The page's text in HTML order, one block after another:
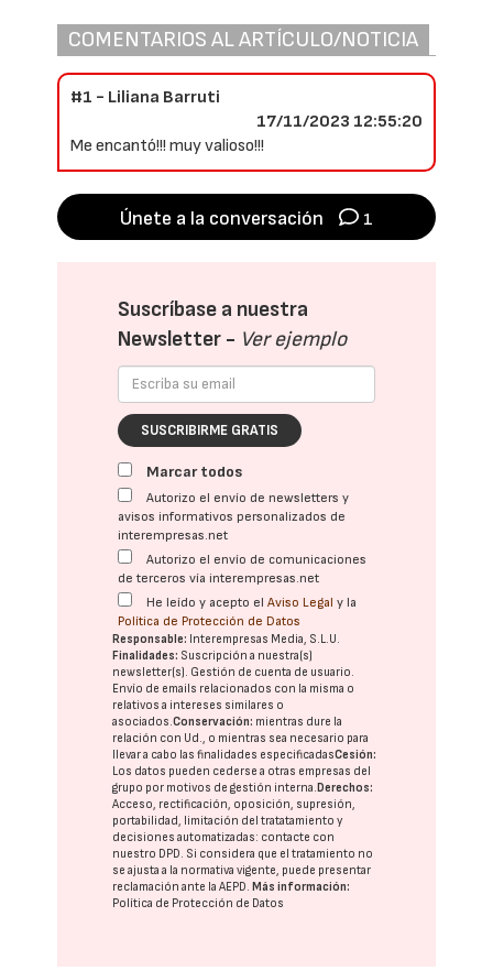
COMENTARIOS AL ARTÍCULO/NOTICIA
#1 - Liliana Barruti
17/11/2023 12:55:20
Me encantó!!! muy valioso!!!
Únete a la conversación 1
Suscríbase a nuestra
Newsletter - Ver ejemplo
SUSCRIBIRME GRATIS
Marcar todos
Autorizo el envío de newsletters y
avisos informativos personalizados de
interempresas.net
Autorizo el envío de comunicaciones
de terceros vía interempresas.net
He leído y acepto elAviso Legal y la
Política de Protección de Datos
Responsable: Interempresas Media, S.L.U.
Finalidades: Suscripción a nuestra(s)
newsletter(s). Gestión de cuenta de usuario.
Envío de emails relacionados con la misma o
relativos a intereses similares o
asociados.Conservación: mientras dure la
relación con Ud., o mientras sea necesario para
llevar a cabo las finalidades especificadasCesión:
Los datos pueden cederse a otras empresas del
grupo por motivos de gestión interna.Derechos:
Acceso, rectificación, oposición, supresión,
portabilidad, limitación del tratatamiento y
decisiones automatizadas: contacte con
nuestro DPD. Si considera que el tratamiento no
se ajusta a la normativa vigente, puede presentar
reclamación ante laAEPD.Más información:
Política de Protección de Datos